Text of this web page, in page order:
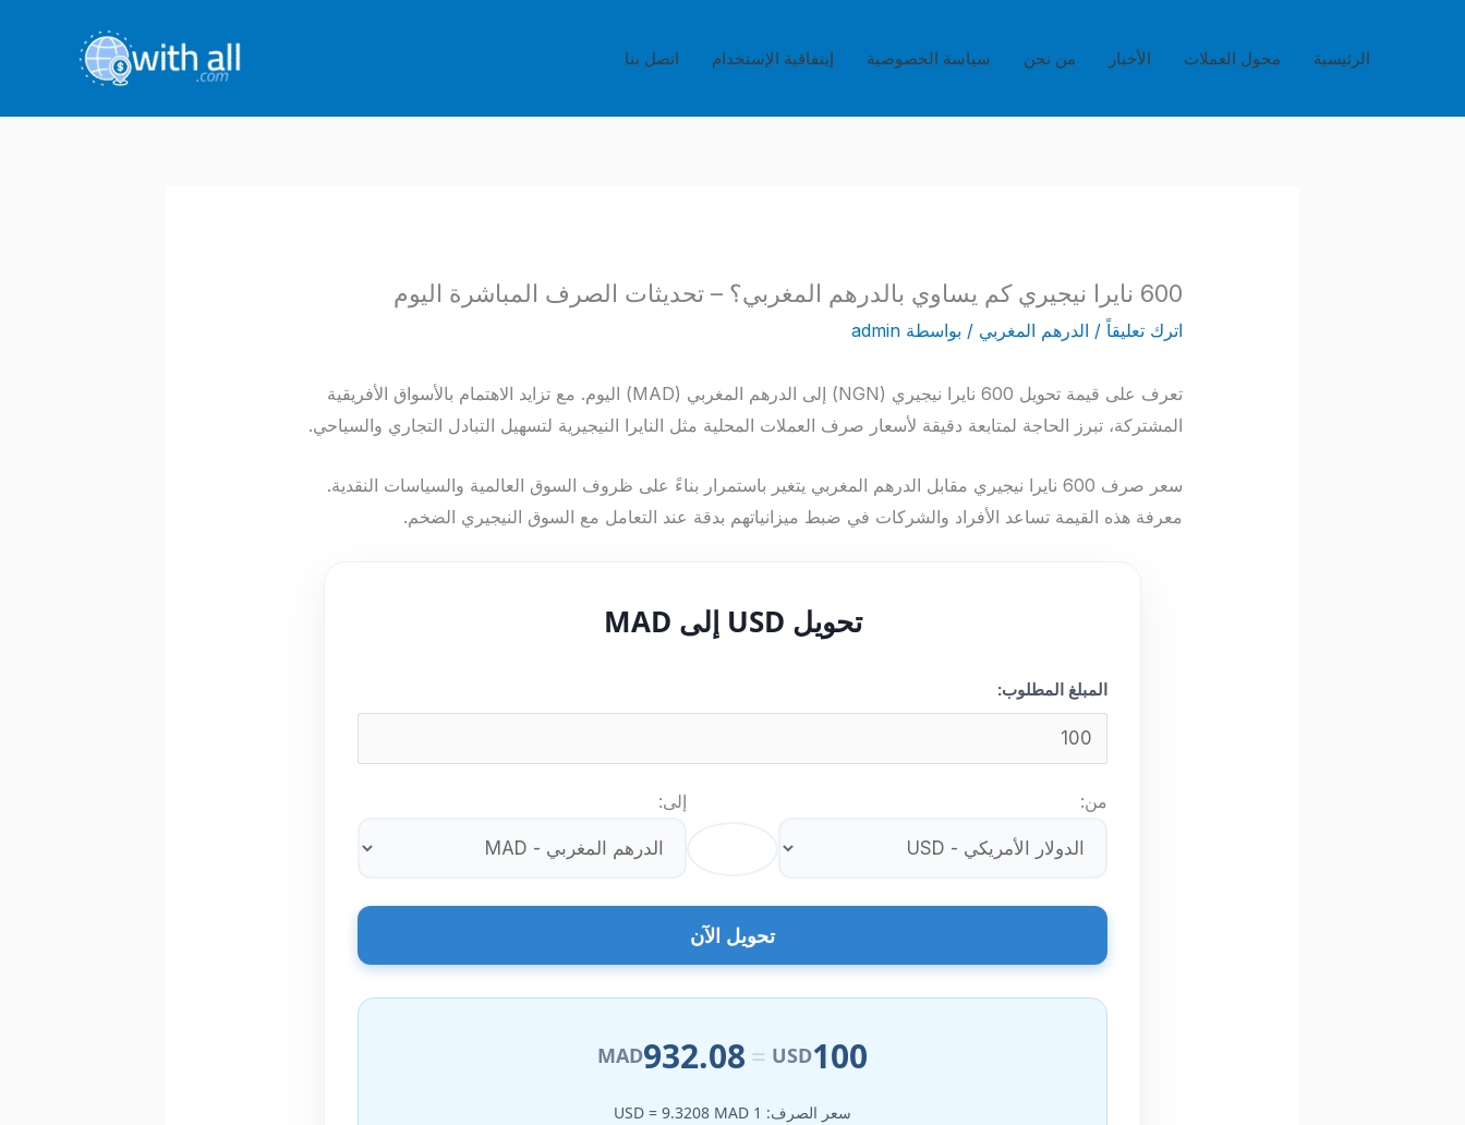
الرئيسية محول العملات الأخبار من نحن سياسة الخصوصية إيتفاقية الإستخدام اتصل بنا
600 نايرا نيجيري كم يساوي بالدرهم المغربي؟ – تحديثات الصرف المباشرة اليوم
اترك تعليقاً / الدرهم المغربي / بواسطة admin
تعرف على قيمة تحويل 600 نايرا نيجيري (NGN) إلى الدرهم المغربي (MAD) اليوم. مع تزايد الاهتمام بالأسواق الأفريقية
المشتركة، تبرز الحاجة لمتابعة دقيقة لأسعار صرف العملات المحلية مثل النايرا النيجيرية لتسهيل التبادل التجاري والسياحي.
سعر صرف 600 نايرا نيجيري مقابل الدرهم المغربي يتغير باستمرار بناءً على ظروف السوق العالمية والسياسات النقدية.
معرفة هذه القيمة تساعد الأفراد والشركات في ضبط ميزانياتهم بدقة عند التعامل مع السوق النيجيري الضخم.
تحويل USD إلى MAD
المبلغ المطلوب:
من: إلى:
تحويل الآن
100
USD
=
932.08
MAD
سعر الصرف: 1 USD = 9.3208 MAD